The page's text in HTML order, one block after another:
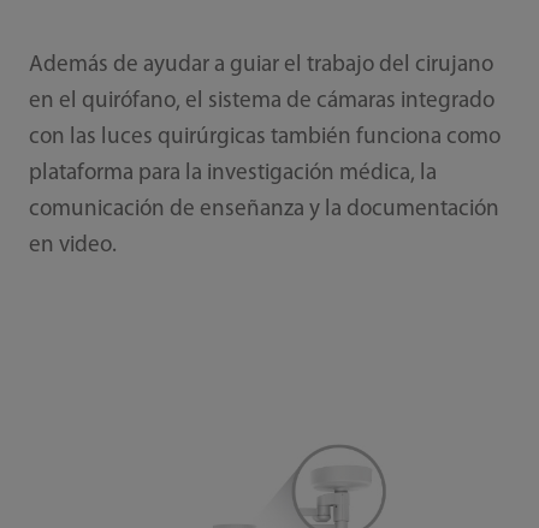
Además de ayudar a guiar el trabajo del cirujano
en el quirófano, el sistema de cámaras integrado
con las luces quirúrgicas también funciona como
plataforma para la investigación médica, la
comunicación de enseñanza y la documentación
en video.